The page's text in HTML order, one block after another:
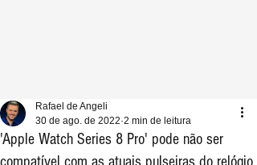
'Apple Watch Series 8 Pro' pode não ser
Rafael de Angeli
30 de ago. de 2022 2 min de leitura